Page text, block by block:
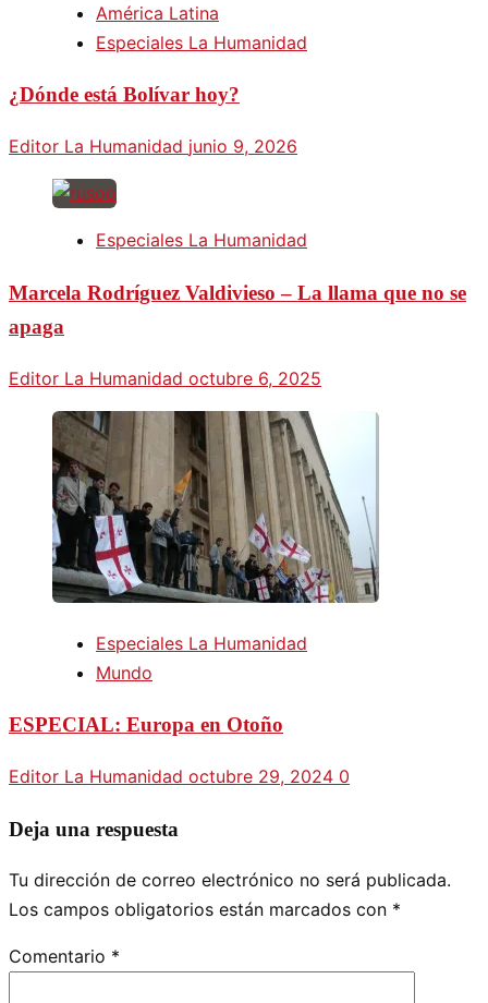
América Latina
Especiales La Humanidad
¿Dónde está Bolívar hoy?
Editor La Humanidad junio 9, 2026
Especiales La Humanidad
Marcela Rodríguez Valdivieso – La llama que no se
apaga
Editor La Humanidad octubre 6, 2025
Especiales La Humanidad
Mundo
ESPECIAL: Europa en Otoño
Editor La Humanidad octubre 29, 2024 0
Deja una respuesta
Tu dirección de correo electrónico no será publicada.
Los campos obligatorios están marcados con *
Comentario *